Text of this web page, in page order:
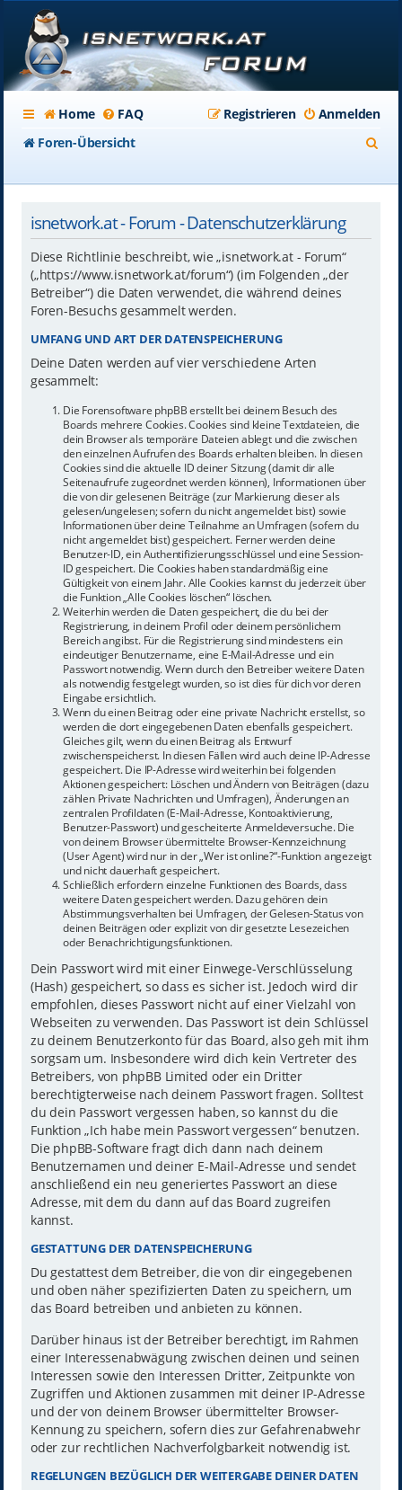
Home FAQ Anmelden
Registrieren
Foren-Übersicht
isnetwork.at - Forum - Datenschutzerklärung
Diese Richtlinie beschreibt, wie „isnetwork.at - Forum“
(„https://www.isnetwork.at/forum“) (im Folgenden „der
Betreiber“) die Daten verwendet, die während deines
Foren-Besuchs gesammelt werden.
UMFANG UND ART DER DATENSPEICHERUNG
Deine Daten werden auf vier verschiedene Arten
gesammelt:
Die Forensoftware phpBB erstellt bei deinem Besuch des
Boards mehrere Cookies. Cookies sind kleine Textdateien, die
dein Browser als temporäre Dateien ablegt und die zwischen
den einzelnen Aufrufen des Boards erhalten bleiben. In diesen
Cookies sind die aktuelle ID deiner Sitzung (damit dir alle
Seitenaufrufe zugeordnet werden können), Informationen über
die von dir gelesenen Beiträge (zur Markierung dieser als
gelesen/ungelesen; sofern du nicht angemeldet bist) sowie
Informationen über deine Teilnahme an Umfragen (sofern du
nicht angemeldet bist) gespeichert. Ferner werden deine
Benutzer-ID, ein Authentifizierungsschlüssel und eine Session-
ID gespeichert. Die Cookies haben standardmäßig eine
Gültigkeit von einem Jahr. Alle Cookies kannst du jederzeit über
die Funktion „Alle Cookies löschen“ löschen.
Weiterhin werden die Daten gespeichert, die du bei der
Registrierung, in deinem Profil oder deinem persönlichem
Bereich angibst. Für die Registrierung sind mindestens ein
eindeutiger Benutzername, eine E-Mail-Adresse und ein
Passwort notwendig. Wenn durch den Betreiber weitere Daten
als notwendig festgelegt wurden, so ist dies für dich vor deren
Eingabe ersichtlich.
Wenn du einen Beitrag oder eine private Nachricht erstellst, so
werden die dort eingegebenen Daten ebenfalls gespeichert.
Gleiches gilt, wenn du einen Beitrag als Entwurf
zwischenspeicherst. In diesen Fällen wird auch deine IP-Adresse
gespeichert. Die IP-Adresse wird weiterhin bei folgenden
Aktionen gespeichert: Löschen und Ändern von Beiträgen (dazu
zählen Private Nachrichten und Umfragen), Änderungen an
zentralen Profildaten (E-Mail-Adresse, Kontoaktivierung,
Benutzer-Passwort) und gescheiterte Anmeldeversuche. Die
von deinem Browser übermittelte Browser-Kennzeichnung
(User Agent) wird nur in der „Wer ist online?“-Funktion angezeigt
und nicht dauerhaft gespeichert.
Schließlich erfordern einzelne Funktionen des Boards, dass
weitere Daten gespeichert werden. Dazu gehören dein
Abstimmungsverhalten bei Umfragen, der Gelesen-Status von
deinen Beiträgen oder explizit von dir gesetzte Lesezeichen
oder Benachrichtigungsfunktionen.
Dein Passwort wird mit einer Einwege-Verschlüsselung
(Hash) gespeichert, so dass es sicher ist. Jedoch wird dir
empfohlen, dieses Passwort nicht auf einer Vielzahl von
Webseiten zu verwenden. Das Passwort ist dein Schlüssel
zu deinem Benutzerkonto für das Board, also geh mit ihm
sorgsam um. Insbesondere wird dich kein Vertreter des
Betreibers, von phpBB Limited oder ein Dritter
berechtigterweise nach deinem Passwort fragen. Solltest
du dein Passwort vergessen haben, so kannst du die
Funktion „Ich habe mein Passwort vergessen“ benutzen.
Die phpBB-Software fragt dich dann nach deinem
Benutzernamen und deiner E-Mail-Adresse und sendet
anschließend ein neu generiertes Passwort an diese
Adresse, mit dem du dann auf das Board zugreifen
kannst.
GESTATTUNG DER DATENSPEICHERUNG
Du gestattest dem Betreiber, die von dir eingegebenen
und oben näher spezifizierten Daten zu speichern, um
das Board betreiben und anbieten zu können.
Darüber hinaus ist der Betreiber berechtigt, im Rahmen
einer Interessenabwägung zwischen deinen und seinen
Interessen sowie den Interessen Dritter, Zeitpunkte von
Zugriffen und Aktionen zusammen mit deiner IP-Adresse
und der von deinem Browser übermittelter Browser-
Kennung zu speichern, sofern dies zur Gefahrenabwehr
oder zur rechtlichen Nachverfolgbarkeit notwendig ist.
REGELUNGEN BEZÜGLICH DER WEITERGABE DEINER DATEN